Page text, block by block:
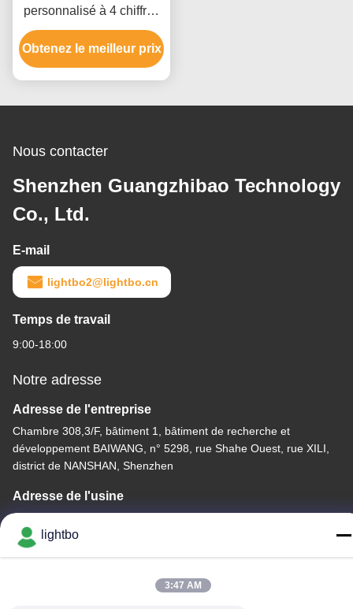
personnalisé à 4 chiffres
rouge ultra lumineux pour
les mesures industrielles
et les appareils
Obtenez le meilleur prix
Nous contacter
Shenzhen Guangzhibao Technology
Co., Ltd.
E-mail
lightbo2@lightbo.cn
Temps de travail
9:00-18:00
Notre adresse
Adresse de l'entreprise
Chambre 308,3/F, bâtiment 1, bâtiment de recherche et
développement BAIWANG, n° 5298, rue Shahe Ouest, rue XILI,
district de NANSHAN, Shenzhen
Adresse de l'usine
2F, bâtiment 6, parc industriel LIHE, n°1055 rue SONGBAI, XILI,
NANSHAN, SHENZHEN
lightbo
3:47 AM